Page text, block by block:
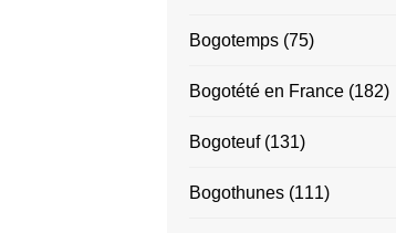
Bogotemps(75)
Bogotété en France(182)
Bogoteuf(131)
Bogothunes(111)